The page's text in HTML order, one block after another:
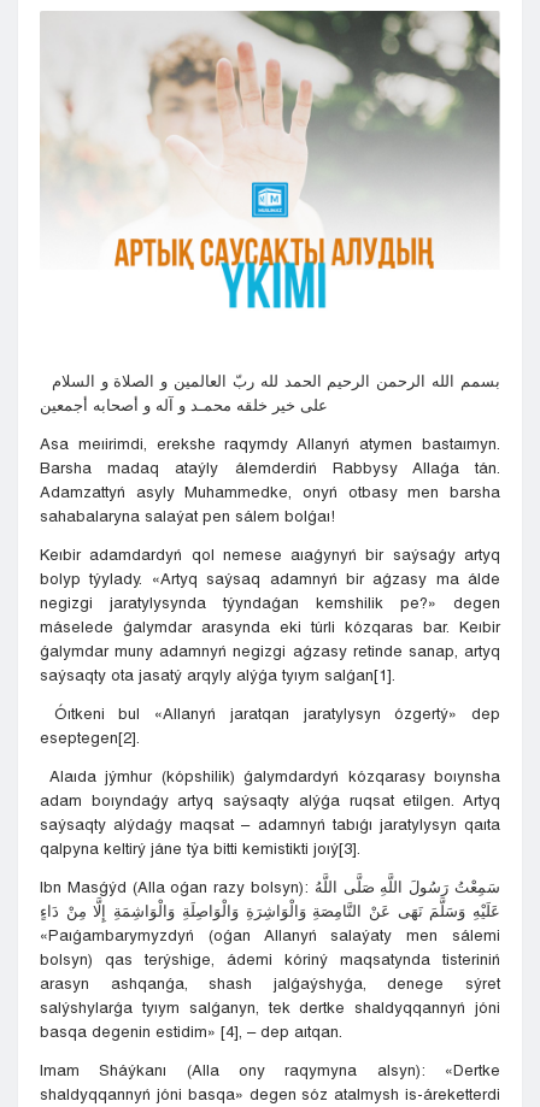
Semeı
Taldykorgan
Ýst-Kamenogorsk
على خير خلقه محمـد و آله و أصحابه أجمعين
Asa meıirimdi, erekshe raqymdy Allanyń atymen bastaımyn.
Barsha madaq ataýly álemderdiń Rabbysy Allaǵa tán.
Adamzattyń asyly Muhammedke, onyń otbasy men barsha
sahabalaryna salaýat pen sálem bolǵaı!
Keıbir adamdardyń qol nemese aıaǵynyń bir saýsaǵy artyq
bolyp týylady. «Artyq saýsaq adamnyń bir aǵzasy ma álde
negizgi jaratylysynda týyndaǵan kemshilik pe?» degen
máselede ǵalymdar arasynda eki túrli kózqaras bar. Keıbir
ǵalymdar muny adamnyń negizgi aǵzasy retinde sanap, artyq
saýsaqty ota jasatý arqyly alýǵa tyıym salǵan[1].
Óıtkeni bul «Allanyń jaratqan jaratylysyn ózgertý» dep
eseptegen[2].
Alaıda jýmhur (kópshilik) ǵalymdardyń kózqarasy boıynsha
adam boıyndaǵy artyq saýsaqty alýǵa ruqsat etilgen. Artyq
saýsaqty alýdaǵy maqsat – adamnyń tabıǵı jaratylysyn qaıta
qalpyna keltirý jáne týa bitti kemistikti joıý[3].
Ibn Masǵýd (Alla oǵan razy bolsyn): سَمِعْتُ رَسُولَ اللَّهِ صَلَّى اللَّهُ
عَلَيْهِ وَسَلَّمَ نَهَى عَنْ النَّامِصَةِ وَالْوَاشِرَةِ وَالْوَاصِلَةِ وَالْوَاشِمَةِ إِلَّا مِنْ دَاءٍ
«Paıǵambarymyzdyń (oǵan Allanyń salaýaty men sálemi
bolsyn) qas terýshige, ádemi kóriný maqsatynda tisteriniń
arasyn ashqanǵa, shash jalǵaýshyǵa, denege sýret
salýshylarǵa tyıym salǵanyn, tek dertke shaldyqqannyń jóni
basqa degenin estidim» [4], – dep aıtqan.
Imam Sháýkanı (Alla ony raqymyna alsyn): «Dertke
shaldyqqannyń jóni basqa» degen sóz atalmysh is-áreketterdi